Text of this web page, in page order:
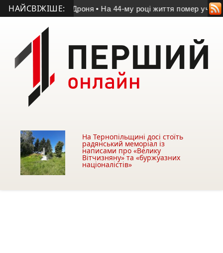
НАЙСВІЖІШЕ:
Дроня • На 44-му році життя помер учасник
На Тернопільщині досі стоїть
радянський меморіал із
написами про «Велику
Вітчизняну» та «буржуазних
націоналістів»